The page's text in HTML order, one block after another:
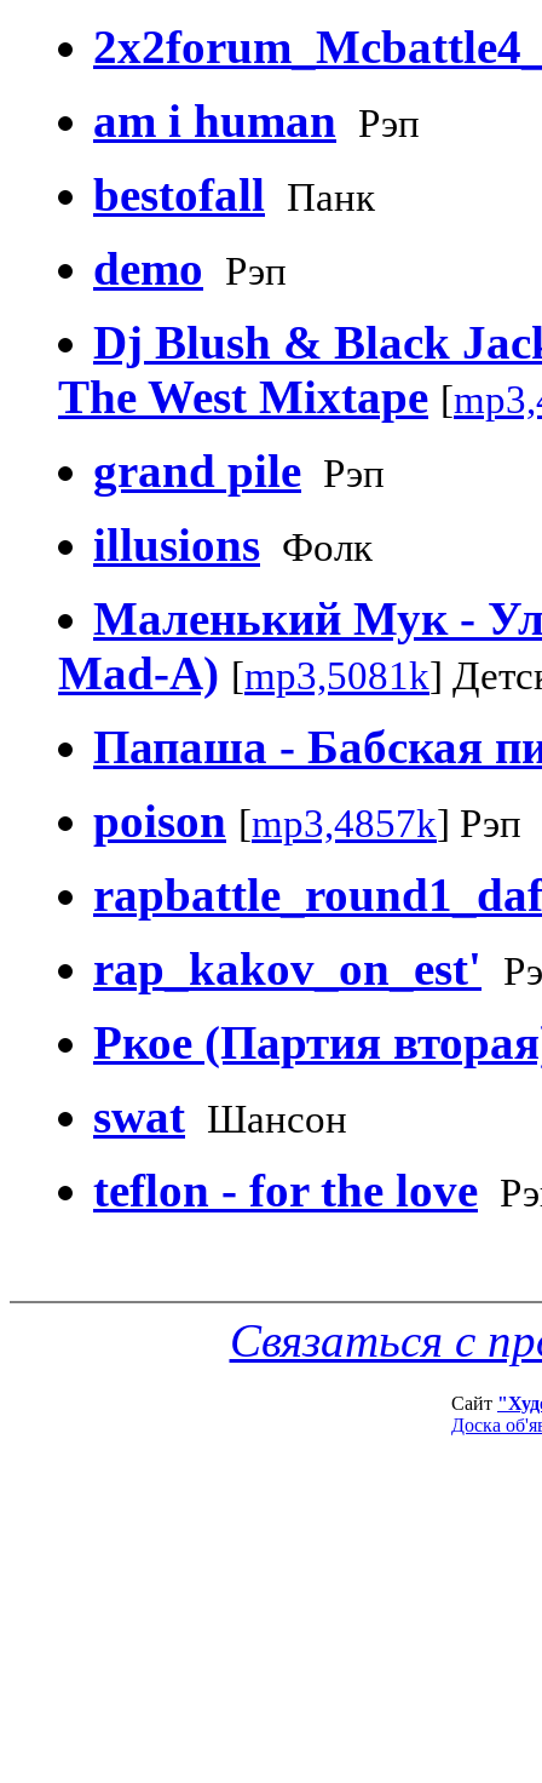
am i human Рэп
bestofall Панк
demo Рэп
Dj Blush & Black
The West Mixtape [
grand pile Рэп
illusions Фолк
Маленький Мук -
Mad-A) [mp3,5081k]
Папаша - Бабская
poison [mp3,4857k] Рэп
rap_kakov_on_est'
Ркое (Партия
swat Шансон
teflon - for the love
Связаться с
Сайт
Доска